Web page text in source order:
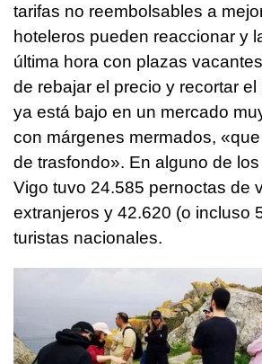
tarifas no reembolsables a
hoteleros pueden reaccionar y
última hora con plazas
de rebajar el precio y recortar
ya está bajo en un mercado
con márgenes mermados,
de trasfondo». En alguno de
Vigo tuvo 24.585 pernoctas de
extranjeros y 42.620 (o incluso
turistas nacionales.